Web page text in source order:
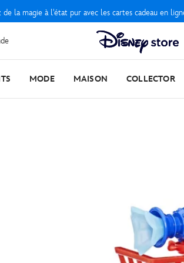
de la magie à l'état pur avec les cartes cadeau en
MODE MAISON COLLECTOR